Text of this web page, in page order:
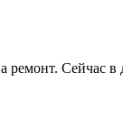
Сейчас